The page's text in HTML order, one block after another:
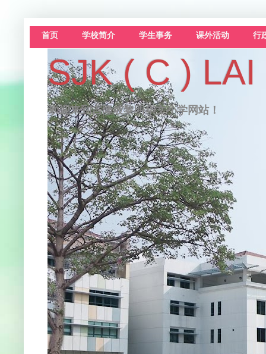
首页 学校简介 学生事务 课外活动 行
SJK ( C )
欢迎来到吉隆坡黎明华文小学网站！